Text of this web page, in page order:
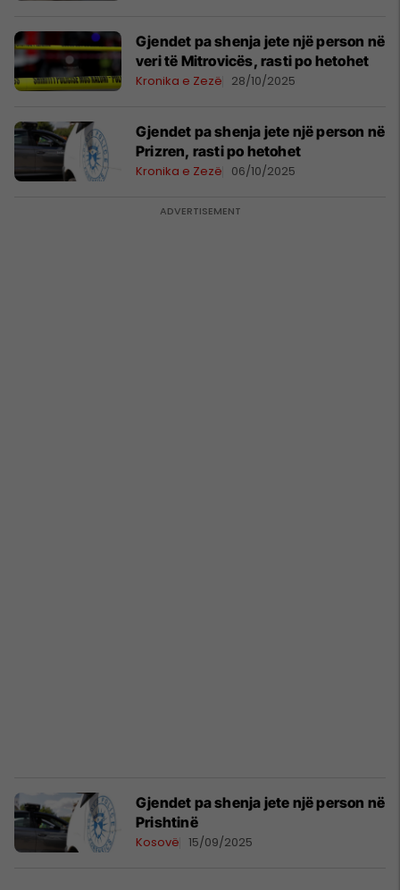
Gjendet pa shenja jete një person në
veri të Mitrovicës, rasti po hetohet
Kronika e Zezë 28/10/2025
Gjendet pa shenja jete një person në
Prizren, rasti po hetohet
Kronika e Zezë 06/10/2025
Gjendet pa shenja jete një person në
Prishtinë
Kosovë 15/09/2025